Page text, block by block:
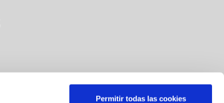
Permitir todas las cookies